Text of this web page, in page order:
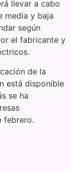
llevar a cabo
media y baja
según
el fabricante y
de la
está disponible
se ha
febrero.